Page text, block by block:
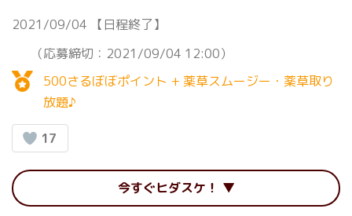
2021/09/04
【日程終了】
（応募締切：2021/09/04 12:00）
500さるぼぼポイント + 薬草スムージー・薬草取り
放題♪
17
今すぐヒダスケ！